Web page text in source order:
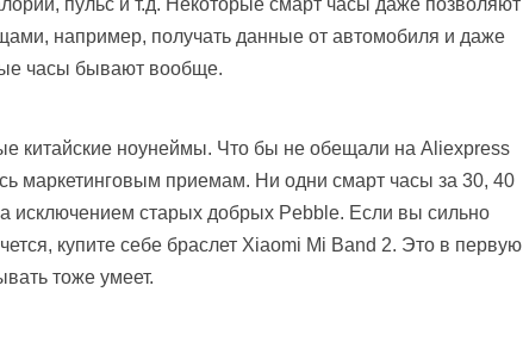
пульс и т.д. Некоторые смарт часы даже позволяют
например, получать данные от автомобиля и даже
часы бывают вообще.
китайские ноунеймы. Что бы не обещали на Aliexpress
маркетинговым приемам. Ни одни смарт часы за 30, 40
исключением старых добрых Pebble. Если вы сильно
купите себе браслет Xiaomi Mi Band 2. Это в первую
тоже умеет.